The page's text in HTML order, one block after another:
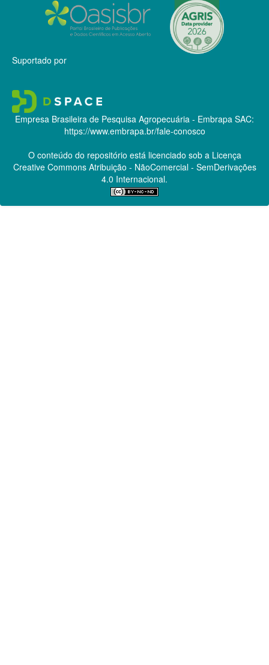
Suportado por
Empresa Brasileira de Pesquisa Agropecuária - Embrapa SAC:
https://www.embrapa.br/fale-conosco
O conteúdo do repositório está licenciado sob a Licença
Creative CommonsAtribuição - NãoComercial - SemDerivações
4.0 Internacional.